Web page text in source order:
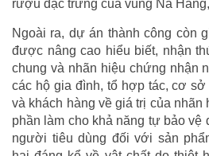
rượu đặc trưng của vùng Na
Ngoài ra, dự án thành công còn
được nâng cao hiểu biết, nhận
chung và nhãn hiệu chứng nhận
các hộ gia đình, tổ hợp tác, cơ
và khách hàng về giá trị của
phần làm cho khả năng tự bảo vệ
người tiêu dùng đối với sản